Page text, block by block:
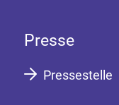
Presse
Pressestelle